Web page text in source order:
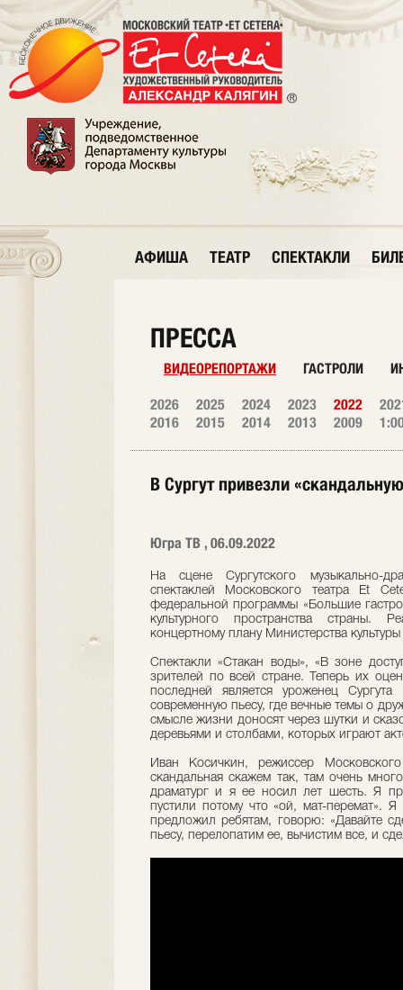
АФИША ТЕАТР СПЕКТАКЛИ
ПРЕССА
ВИДЕОРЕПОРТАЖИ ГАСТРОЛИ
2026 2025 2024 2023 2022
2016
2015 2014 2013 2009
В Сургут привезли
Югра ТВ , 06.09.2022
На сцене Сургутского музыкально-
спектаклей Московского театра Et
федеральной программы «Большие
культурного пространства страны.
концертному плану Министерства
Спектакли «Стакан воды», «В зоне
зрителей по всей стране. Теперь их
последней является уроженец
современную пьесу, где вечные темы о
смысле жизни доносят через шутки и
деревьями и столбами, которых играют
Иван Косичкин, режиссер
скандальная скажем так, там очень
драматург и я ее носил лет шесть. Я
пустили потому что «ой, мат-перемат».
предложил ребятам, говорю: «Давайте
пьесу, перелопатим ее, вычистим все, и